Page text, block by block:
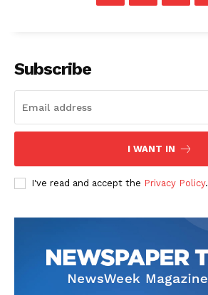
Subscribe
I WANT IN
I've read and accept the Privacy Policy.